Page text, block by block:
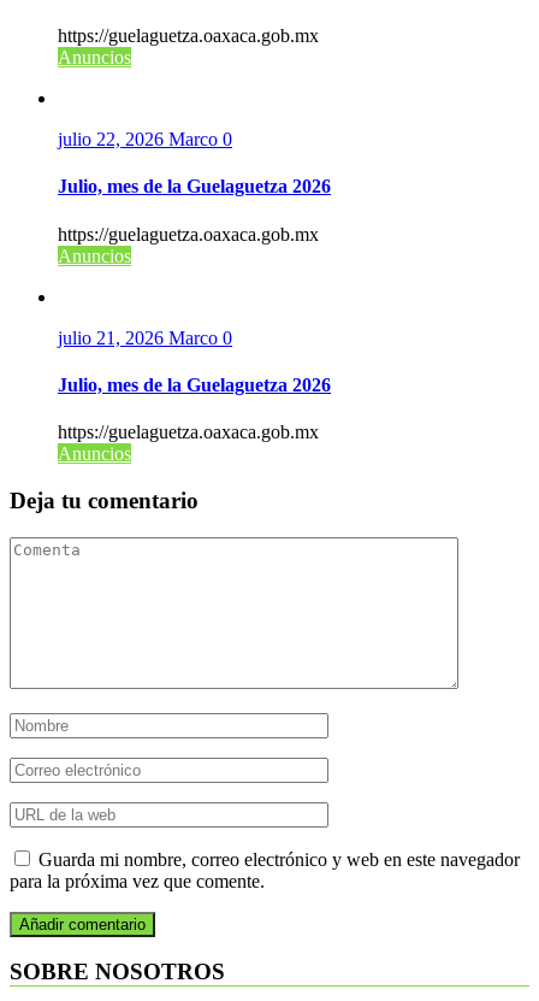
https://guelaguetza.oaxaca.gob.mx
Anuncios
julio 22, 2026 Marco 0
Julio, mes de la Guelaguetza 2026
https://guelaguetza.oaxaca.gob.mx
Anuncios
julio 21, 2026 Marco 0
Julio, mes de la Guelaguetza 2026
https://guelaguetza.oaxaca.gob.mx
Anuncios
Deja tu comentario
Guarda mi nombre, correo electrónico y web en este navegador
para la próxima vez que comente.
SOBRE NOSOTROS